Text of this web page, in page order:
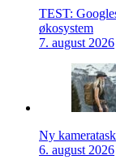
TEST:
økosystem
7. august 2026
Ny
6. august 2026